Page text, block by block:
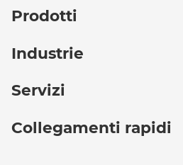
Prodotti
Industrie
Servizi
Collegamenti rapidi